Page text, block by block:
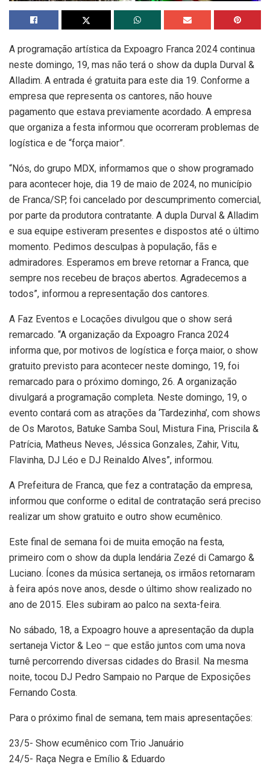
A programação artística da Expoagro Franca 2024 continua
neste domingo, 19, mas não terá o show da dupla Durval &
Alladim. A entrada é gratuita para este dia 19. Conforme a
empresa que representa os cantores, não houve
pagamento que estava previamente acordado. A empresa
que organiza a festa informou que ocorreram problemas de
logística e de “força maior”.
“Nós, do grupo MDX, informamos que o show programado
para acontecer hoje, dia 19 de maio de 2024, no município
de Franca/SP, foi cancelado por descumprimento comercial,
por parte da produtora contratante. A dupla Durval & Alladim
e sua equipe estiveram presentes e dispostos até o último
momento. Pedimos desculpas à população, fãs e
admiradores. Esperamos em breve retornar a Franca, que
sempre nos recebeu de braços abertos. Agradecemos a
todos”, informou a representação dos cantores.
A Faz Eventos e Locações divulgou que o show será
remarcado. “A organização da Expoagro Franca 2024
informa que, por motivos de logística e força maior, o show
gratuito previsto para acontecer neste domingo, 19, foi
remarcado para o próximo domingo, 26. A organização
divulgará a programação completa. Neste domingo, 19, o
evento contará com as atrações da ‘Tardezinha’, com shows
de Os Marotos, Batuke Samba Soul, Mistura Fina, Priscila &
Patrícia, Matheus Neves, Jéssica Gonzales, Zahir, Vitu,
Flavinha, DJ Léo e DJ Reinaldo Alves”, informou.
A Prefeitura de Franca, que fez a contratação da empresa,
informou que conforme o edital de contratação será preciso
realizar um show gratuito e outro show ecumênico.
Este final de semana foi de muita emoção na festa,
primeiro com o show da dupla lendária Zezé di Camargo &
Luciano. Ícones da música sertaneja, os irmãos retornaram
à feira após nove anos, desde o último show realizado no
ano de 2015. Eles subiram ao palco na sexta-feira.
No sábado, 18, a Expoagro houve a apresentação da dupla
sertaneja Victor & Leo – que estão juntos com uma nova
turnê percorrendo diversas cidades do Brasil. Na mesma
noite, tocou DJ Pedro Sampaio no Parque de Exposições
Fernando Costa.
Para o próximo final de semana, tem mais apresentações:
23/5- Show ecumênico com Trio Januário
24/5- Raça Negra e Emílio & Eduardo